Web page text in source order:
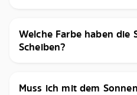
Welche Farbe haben die
Scheiben?
Muss ich mit dem